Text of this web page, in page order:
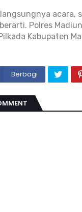
Polres
Kabupaten
Berbagi